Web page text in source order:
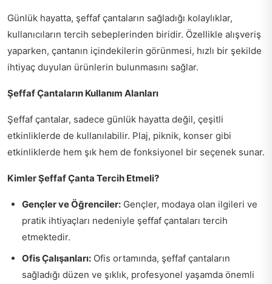
Günlük hayatta, şeffaf çantaların sağladığı kolaylıklar,
kullanıcıların tercih sebeplerinden biridir. Özellikle alışveriş
yaparken, çantanın içindekilerin görünmesi, hızlı bir şekilde
ihtiyaç duyulan ürünlerin bulunmasını sağlar.
Şeffaf Çantaların Kullanım Alanları
Şeffaf çantalar, sadece günlük hayatta değil, çeşitli
etkinliklerde de kullanılabilir. Plaj, piknik, konser gibi
etkinliklerde hem şık hem de fonksiyonel bir seçenek sunar.
Kimler Şeffaf Çanta Tercih Etmeli?
Gençler ve Öğrenciler: Gençler, modaya olan ilgileri ve
pratik ihtiyaçları nedeniyle şeffaf çantaları tercih
etmektedir.
Ofis Çalışanları: Ofis ortamında, şeffaf çantaların
sağladığı düzen ve şıklık, profesyonel yaşamda önemli